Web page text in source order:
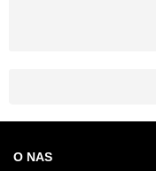
O NAS